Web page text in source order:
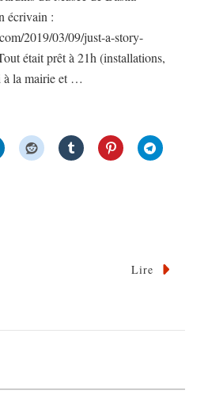
écrivain :
2019/03/09/just-a-story-
était prêt à 21h (installations,
à la mairie et …
Lire